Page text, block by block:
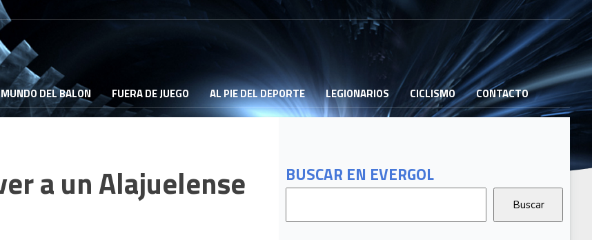
MUNDO DEL BALON FUERA DE JUEGO AL PIE DEL DEPORTE LEGIONARIOS CICLISMO CONTACTO
BUSCAR EN EVERGOL
a un Alajuelense